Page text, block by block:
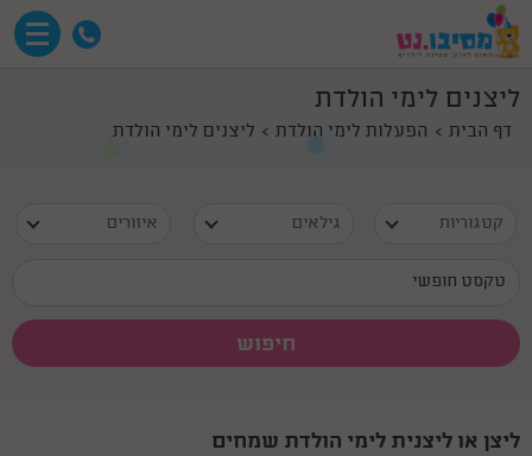
ליצנים לימי הולדת
דף הבית הפעלות לימי הולדת ליצנים לימי הולדת
קטגוריות גילאים איזורים
ליצן או ליצנית לימי הולדת שמחים